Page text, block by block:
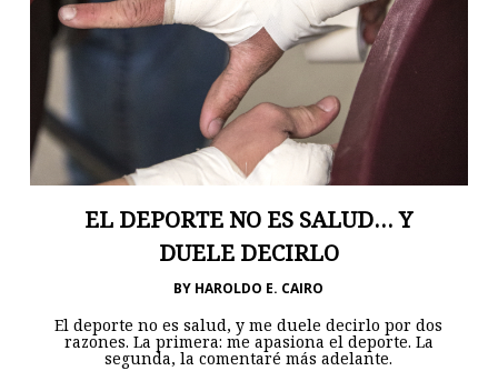
EL DEPORTE NO ES SALUD… Y
DUELE DECIRLO
BY HAROLDO E. CAIRO
El deporte no es salud, y me duele decirlo por dos
razones. La primera: me apasiona el deporte. La
segunda, la comentaré más adelante.